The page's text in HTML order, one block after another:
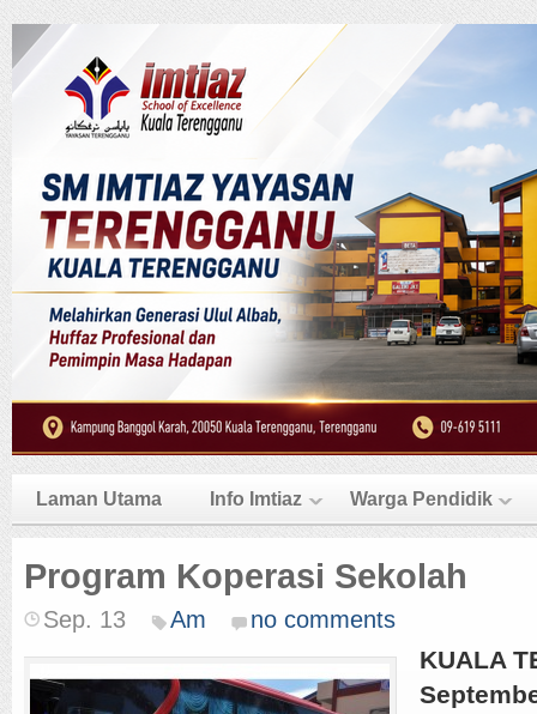
Laman Utama Info Imtiaz Warga Pendidik
Program Koperasi Sekolah
Sep. 13 Am no comments
KUALA